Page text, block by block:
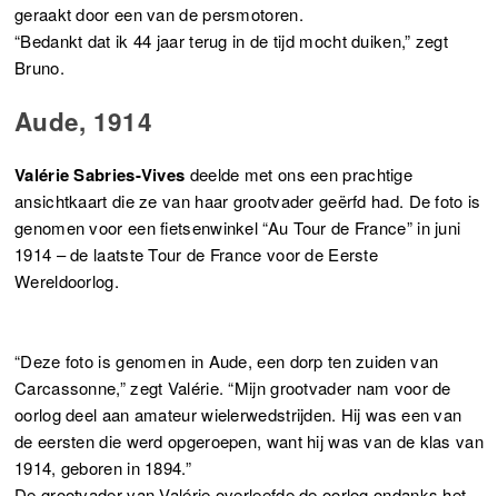
geraakt door een van de persmotoren.
“Bedankt dat ik 44 jaar terug in de tijd mocht duiken,” zegt
Bruno.
Aude, 1914
Valérie Sabries-Vives deelde met ons een prachtige
ansichtkaart die ze van haar grootvader geërfd had. De foto is
genomen voor een fietsenwinkel “Au Tour de France” in juni
1914 – de laatste Tour de France voor de Eerste
Wereldoorlog.
“Deze foto is genomen in Aude, een dorp ten zuiden van
Carcassonne,” zegt Valérie. “Mijn grootvader nam voor de
oorlog deel aan amateur wielerwedstrijden. Hij was een van
de eersten die werd opgeroepen, want hij was van de klas van
1914, geboren in 1894.”